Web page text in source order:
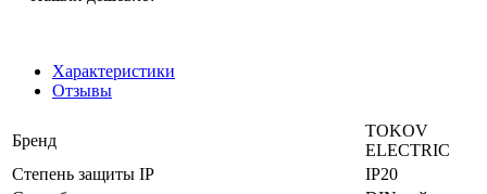
Характеристики
Отзывы
Бренд
TOKOV
ELECTRIC
Степень защиты IP
IP20